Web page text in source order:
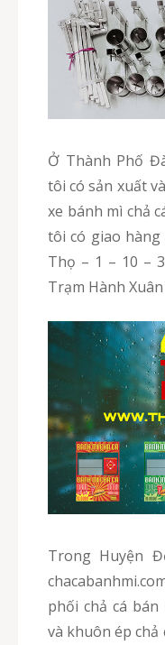
Ở Thành Phố Đà Lạt của Lâm Đồng, chúng
tôi có sản xuất
xe bánh mì chả
tôi có giao
Thọ – 1 – 10 –
Trạm Hành
Trong Huyện Đơn Dương của Lâm Đồng,
phối chả cá
và khuôn ép chả